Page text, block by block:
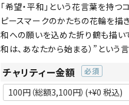
「希望・平和」という花言葉を持つ
ピースマークのかたちの花輪を描
和への願いを込めた折り鶴も描
和は、あなたから始まる）”という
チャリティー金額
(必
須)